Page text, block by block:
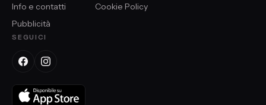
Info e contatti
Pubblicità
Cookie Policy
SEGUICI